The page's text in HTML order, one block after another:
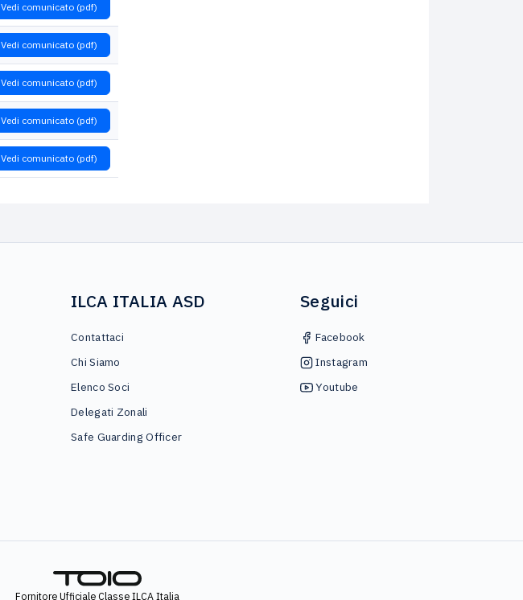
Vedi comunicato (pdf)
Vedi comunicato (pdf)
Vedi comunicato (pdf)
Vedi comunicato (pdf)
Vedi comunicato (pdf)
ILCA ITALIA ASD
Contattaci
Chi Siamo
Elenco Soci
Delegati Zonali
Safe Guarding Officer
Seguici
Facebook
Instagram
Youtube
Fornitore Ufficiale Classe ILCA Italia